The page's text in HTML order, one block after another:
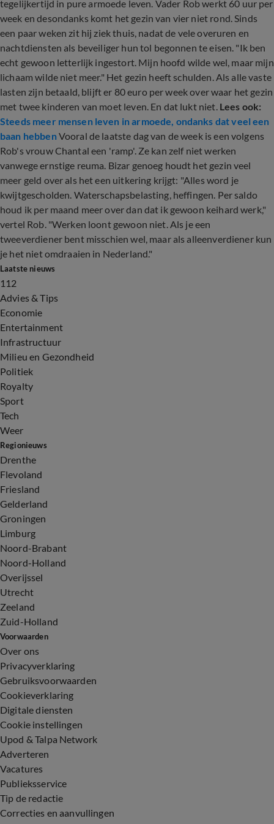
tegelijkertijd in pure armoede leven. Vader Rob werkt 60 uur per
week en desondanks komt het gezin van vier niet rond. Sinds
een paar weken zit hij ziek thuis, nadat de vele overuren en
nachtdiensten als beveiliger hun tol begonnen te eisen. "Ik ben
echt gewoon letterlijk ingestort. Mijn hoofd wilde wel, maar mijn
lichaam wilde niet meer." Het gezin heeft schulden. Als alle vaste
lasten zijn betaald, blijft er 80 euro per week over waar het gezin
met twee kinderen van moet leven. En dat lukt niet. Lees ook:
Steeds meer mensen leven in armoede, ondanks dat veel een
baan hebbenVooral de laatste dag van de week is een volgens
Rob's vrouw Chantal een 'ramp'. Ze kan zelf niet werken
vanwege ernstige reuma. Bizar genoeg houdt het gezin veel
meer geld over als het een uitkering krijgt: "Alles word je
kwijtgescholden. Waterschapsbelasting, heffingen. Per saldo
houd ik per maand meer over dan dat ik gewoon keihard werk,"
vertel Rob. "Werken loont gewoon niet. Als je een
tweeverdiener bent misschien wel, maar als alleenverdiener kun
je het niet omdraaien in Nederland."
Laatste nieuws
112
Advies & Tips
Economie
Entertainment
Infrastructuur
Milieu en Gezondheid
Politiek
Royalty
Sport
Tech
Weer
Regionieuws
Drenthe
Flevoland
Friesland
Gelderland
Groningen
Limburg
Noord-Brabant
Noord-Holland
Overijssel
Utrecht
Zeeland
Zuid-Holland
Voorwaarden
Over ons
Privacyverklaring
Gebruiksvoorwaarden
Cookieverklaring
Digitale diensten
Cookie instellingen
Upod & Talpa Network
Adverteren
Vacatures
Publieksservice
Tip de redactie
Correcties en aanvullingen